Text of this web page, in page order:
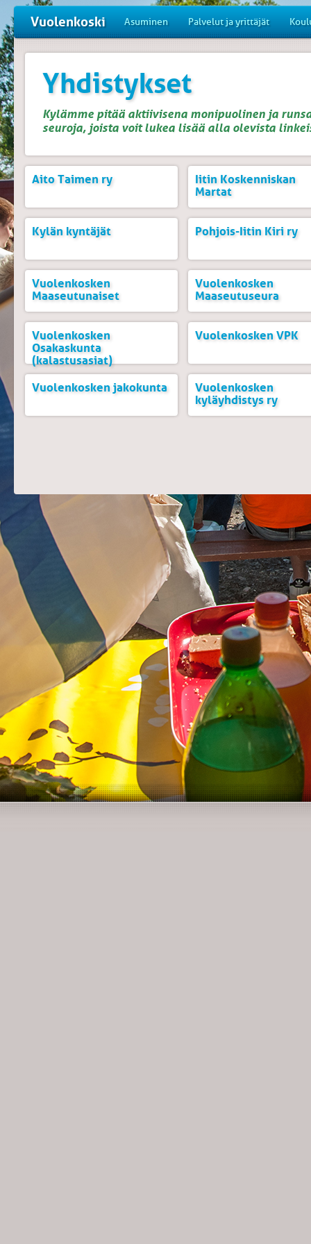
Vuolenkoski Asuminen Palvelut ja yrittäjät
Yhdistykset
Kylämme pitää aktiivisena monipuolinen ja
seuroja, joista voit lukea lisää alla olevista
Aito Taimen ry
Iitin Koskenniskan
Martat
Kylän kyntäjät Pohjois-Iitin Kiri ry
Vuolenkosken
Maaseutunaiset
Vuolenkosken
Maaseutuseura
Vuolenkosken
Osakaskunta
(kalastusasiat)
Vuolenkosken VPK
Vuolenkosken jakokunta
Vuolenkosken
kyläyhdistys ry